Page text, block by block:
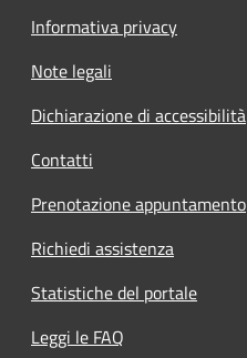
Informativa privacy
Note legali
Dichiarazione di accessibilità
Contatti
Prenotazione appuntamento
Richiedi assistenza
Statistiche del portale
Leggi le FAQ